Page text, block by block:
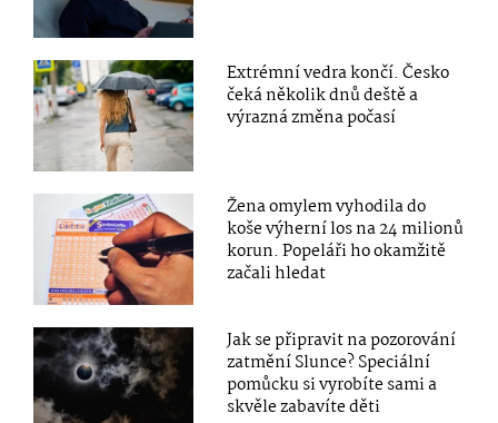
Extrémní vedra končí. Česko
čeká několik dnů deště a
výrazná změna počasí
Žena omylem vyhodila do
koše výherní los na 24 milionů
korun. Popeláři ho okamžitě
začali hledat
Jak se připravit na pozorování
zatmění Slunce? Speciální
pomůcku si vyrobíte sami a
skvěle zabavíte děti